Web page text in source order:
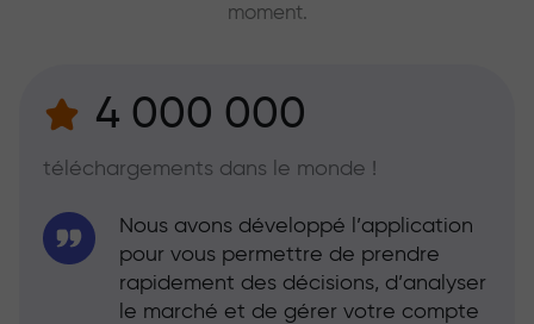
moment.
4 000 000
téléchargements dans le monde !
Nous avons développé l’application
pour vous permettre de prendre
rapidement des décisions, d’analyser
le marché et de gérer votre compte